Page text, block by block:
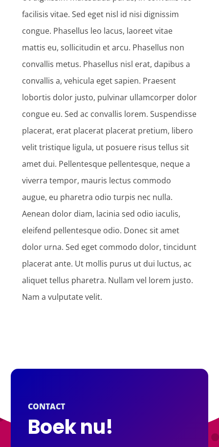
facilisis vitae. Sed eget nisl id nisi dignissim
congue. Phasellus leo lacus, laoreet vitae
mattis eu, sollicitudin et arcu. Phasellus non
convallis metus. Phasellus nisl erat, dapibus a
convallis a, vehicula eget sapien. Praesent
lobortis dolor justo, pulvinar ullamcorper dolor
congue eu. Sed ac convallis lorem. Suspendisse
placerat, erat placerat placerat pretium, libero
velit tristique ligula, ut posuere risus tellus sit
amet dui. Pellentesque pellentesque, neque a
viverra tempor, mauris lectus commodo
augue, eu pharetra odio turpis nec nulla.
Aenean dolor diam, lacinia sed odio iaculis,
eleifend pellentesque odio. Donec sit amet
dolor urna. Sed eget commodo dolor, tincidunt
placerat ante. Ut mollis purus ut dui luctus, ac
aliquet tellus pharetra. Nullam vel lorem justo.
Nam a vulputate velit.
CONTACT
Boek nu!